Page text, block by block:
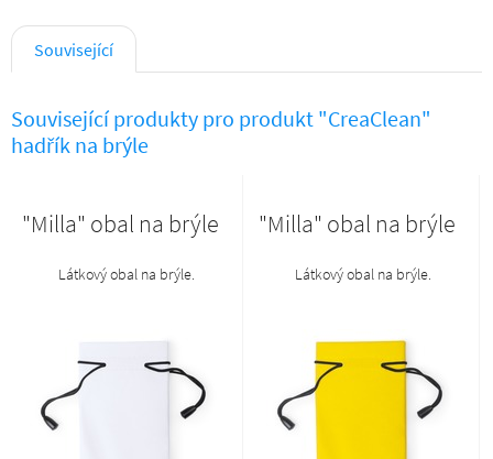
Související
Související produkty pro produkt "CreaClean"
hadřík na brýle
"Milla" obal na brýle
Látkový obal na brýle.
"Milla" obal na brýle
Látkový obal na brýle.